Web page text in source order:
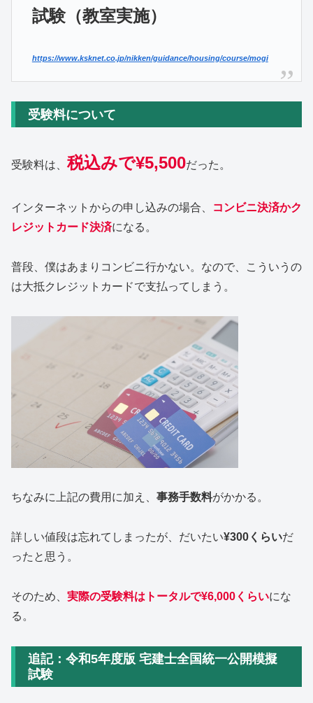
試験（教室実施）
https://www.ksknet.co.jp/nikken/guidance/housing/course/mogi
受験料について
受験料は、 税込みで¥5,500だった。
インターネットからの申し込みの場合、
コンビニ決済かク
レジットカード決済になる。
普段、僕はあまりコンビニ行かない。なので、こういうの
は大抵クレジットカードで支払ってしまう。
ちなみに上記の費用に加え、 事務手数料がかかる。
詳しい値段は忘れてしまったが、だいたい¥300くらいだ
ったと思う。
そのため、 実際の受験料はトータルで¥6,000くらいにな
る。
追記：令和5年度版 宅建士全国統一公開模擬
試験